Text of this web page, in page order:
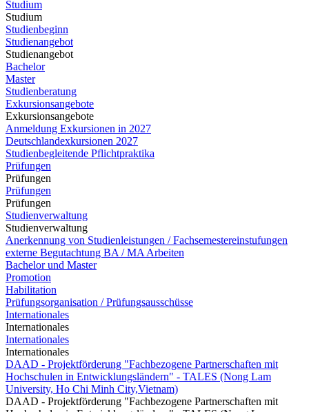
Studium
Studium
Studienbeginn
Studienangebot
Studienangebot
Bachelor
Master
Studienberatung
Exkursionsangebote
Exkursionsangebote
Anmeldung Exkursionen in 2027
Deutschlandexkursionen 2027
Studienbegleitende Pflichtpraktika
Prüfungen
Prüfungen
Prüfungen
Prüfungen
Studienverwaltung
Studienverwaltung
Anerkennung von Studienleistungen / Fachsemestereinstufungen
externe Begutachtung BA / MA Arbeiten
Bachelor und Master
Promotion
Habilitation
Prüfungsorganisation / Prüfungsausschüsse
Internationales
Internationales
Internationales
Internationales
DAAD - Projektförderung "Fachbezogene Partnerschaften mit
Hochschulen in Entwicklungsländern" - TALES (Nong Lam
University, Ho Chi Minh City,Vietnam)
DAAD - Projektförderung "Fachbezogene Partnerschaften mit